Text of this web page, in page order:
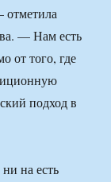
отметила
— Нам есть
от того, где
подход в
на есть